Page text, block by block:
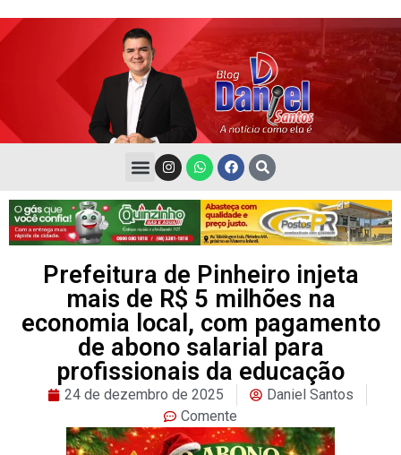
Prefeitura de Pinheiro injeta
mais de R$ 5 milhões na
economia local, com pagamento
de abono salarial para
profissionais da educação
24 de dezembro de 2025
Daniel Santos
Comente